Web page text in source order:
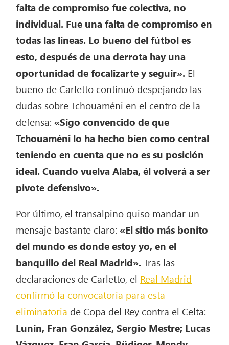
falta de compromiso fue colectiva, no
individual. Fue una falta de compromiso en
todas las líneas. Lo bueno del fútbol es
esto, después de una derrota hay una
oportunidad de focalizarte y seguir». El
bueno de Carletto continuó despejando las
dudas sobre Tchouaméni en el centro de la
defensa:«Sigo convencido de que
Tchouaméni lo ha hecho bien como central
teniendo en cuenta que no es su posición
ideal. Cuando vuelva Alaba, él volverá a ser
pivote defensivo».
Por último, el transalpino quiso mandar un
mensaje bastante claro:«El sitio más bonito
del mundo es donde estoy yo, en el
banquillo del Real Madrid».Tras las
declaraciones de Carletto, el Real Madrid
confirmó la convocatoria para esta
eliminatoria de Copa del Rey contra el Celta:
Lunin, Fran González, Sergio Mestre; Lucas